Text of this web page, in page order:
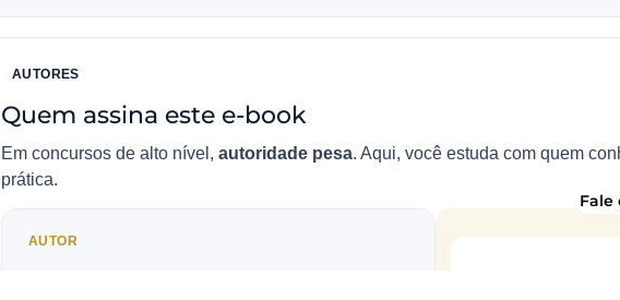
AUTORES
Quem assina este e-book
Em concursos de alto nível, autoridade pesa. Aqui, você estuda com quem
prática.
AUTOR
Fale